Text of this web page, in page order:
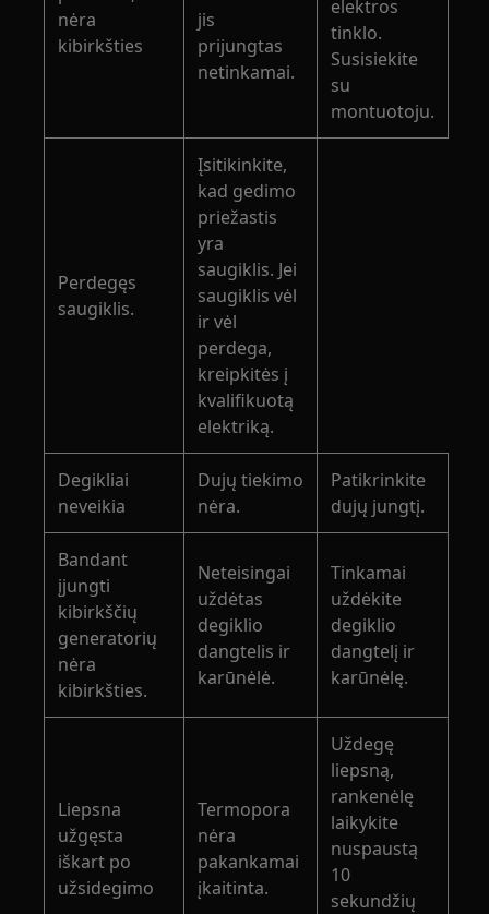
nėra
kibirkšties
jis
prijungtas
netinkamai.
elektros
tinklo.
Susisiekite
su
montuotoju.
Perdegęs
saugiklis.
Įsitikinkite,
kad gedimo
priežastis
yra
saugiklis. Jei
saugiklis vėl
ir vėl
perdega,
kreipkitės į
kvalifikuotą
elektriką.
Degikliai
neveikia
Dujų tiekimo
nėra.
Patikrinkite
dujų jungtį.
Bandant
įjungti
kibirkščių
generatorių
nėra
kibirkšties.
Neteisingai
uždėtas
degiklio
dangtelis ir
karūnėlė.
Tinkamai
uždėkite
degiklio
dangtelį ir
karūnėlę.
Liepsna
užgęsta
iškart po
užsidegimo
Termopora
nėra
pakankamai
įkaitinta.
Uždegę
liepsną,
rankenėlę
laikykite
nuspaustą
10
sekundžių